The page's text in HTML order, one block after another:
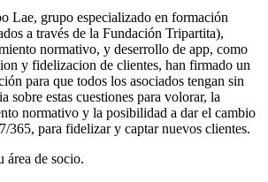
Lae, grupo especializado en formación
a través de la Fundación Tripartita),
normativo, y deserrollo de app, como
y fidelizacion de clientes, han firmado un
para que todos los asociados tengan sin
sobre estas cuestiones para volorar, la
normativo y la posibilidad a dar el cambio
365, para fidelizar y captar nuevos clientes.
área de socio.